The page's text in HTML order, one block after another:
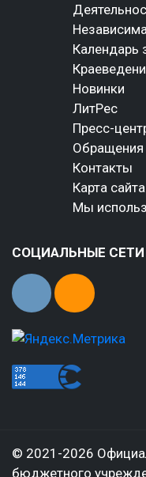
Календарь
Новинки
ЛитРес
Пресс-
Обращения
Контакты
Карта сайта
Мы
СОЦИАЛЬНЫЕ СЕТИ
© 2021-2026
бюджетного